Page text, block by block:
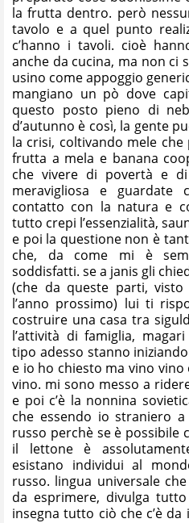
la frutta dentro. però
tavolo e a quel punto
c’hanno i tavoli. cioè
anche da cucina, ma non ci
usino come appoggio
mangiano un pò dove
questo posto pieno di
d’autunno è così, la gente
la crisi, coltivando mele
frutta a mela e banana
che vivere di povertà e
meravigliosa e
contatto con la natura e
tutto crepi l’essenzialità,
e poi la questione non è
che, da come mi è
soddisfatti. se a janis gli
(che da queste parti,
l’anno prossimo) lui ti
costruire una casa tra
l’attività di famiglia,
tipo adesso stanno
e io ho chiesto ma vino
vino. mi sono messo a
e poi c’è la nonnina
che essendo io straniero
russo perchè se è possibile
il lettone è
esistano individui al
russo. lingua universale
da esprimere, divulga
insegna tutto ciò che c’è